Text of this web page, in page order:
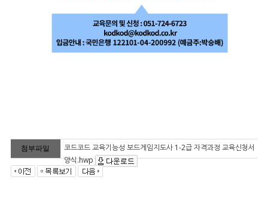
첨부파일
코드코드 교육기능성 보드게임지도사 1-2급 자격과정 교육신청서
양식.hwp